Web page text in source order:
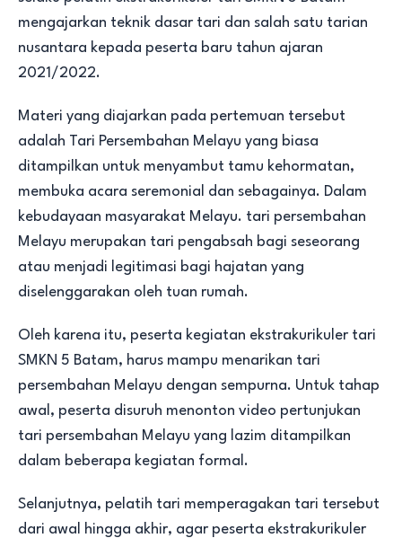
mengajarkan teknik dasar tari dan salah satu tarian
nusantara kepada peserta baru tahun ajaran
2021/2022.
Materi yang diajarkan pada pertemuan tersebut
adalah Tari Persembahan Melayu yang biasa
ditampilkan untuk menyambut tamu kehormatan,
membuka acara seremonial dan sebagainya. Dalam
kebudayaan masyarakat Melayu. tari persembahan
Melayu merupakan tari pengabsah bagi seseorang
atau menjadi legitimasi bagi hajatan yang
diselenggarakan oleh tuan rumah.
Oleh karena itu, peserta kegiatan ekstrakurikuler tari
SMKN 5 Batam, harus mampu menarikan tari
persembahan Melayu dengan sempurna. Untuk tahap
awal, peserta disuruh menonton video pertunjukan
tari persembahan Melayu yang lazim ditampilkan
dalam beberapa kegiatan formal.
Selanjutnya, pelatih tari memperagakan tari tersebut
dari awal hingga akhir, agar peserta ekstrakurikuler